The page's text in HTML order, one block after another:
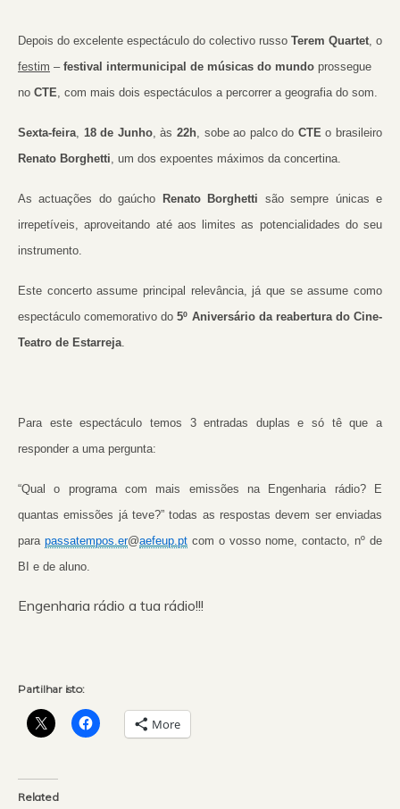
Depois do excelente espectáculo do colectivo russo Terem Quartet, o
festim – festival intermunicipal de músicas do mundo prossegue
no CTE, com mais dois espectáculos a percorrer a geografia do som.
Sexta-feira, 18 de Junho, às 22h, sobe ao palco do CTEo brasileiro
Renato Borghetti, um dos expoentes máximos da concertina.
As actuações do gaúcho Renato Borghetti são sempre únicas e
irrepetíveis, aproveitando até aos limites as potencialidades do seu
instrumento.
Este concerto assume principal relevância, já que se assume como
espectáculo comemorativo do5º Aniversário da reabertura do Cine-
Teatro de Estarreja.
Para este espectáculo temos 3 entradas duplas e só tê que a
responder a uma pergunta:
“Qual o programa com mais emissões na Engenharia rádio? E
quantas emissões já teve?” todas as respostas devem ser enviadas
para passatempos.er@aefeup.pt com o vosso nome, contacto, nº de
BI e de aluno.
Engenharia rádio a tua rádio!!!
Partilhar isto:
More
Related